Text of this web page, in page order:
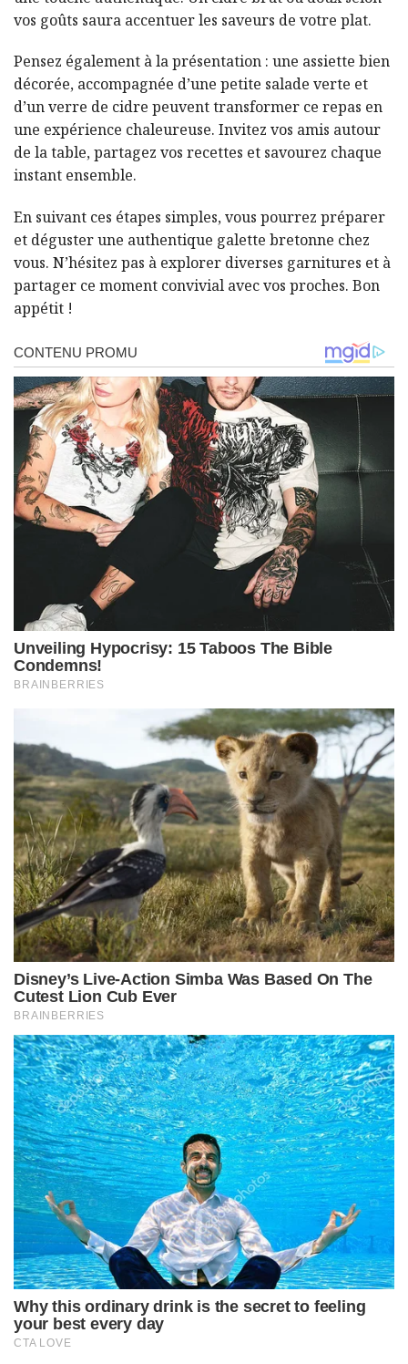
vos goûts saura accentuer les saveurs de votre plat.
Pensez également à la présentation : une assiette bien
décorée, accompagnée d’une petite salade verte et
d’un verre de cidre peuvent transformer ce repas en
une expérience chaleureuse. Invitez vos amis autour
de la table, partagez vos recettes et savourez chaque
instant ensemble.
En suivant ces étapes simples, vous pourrez préparer
et déguster une authentique galette bretonne chez
vous. N’hésitez pas à explorer diverses garnitures et à
partager ce moment convivial avec vos proches. Bon
appétit !